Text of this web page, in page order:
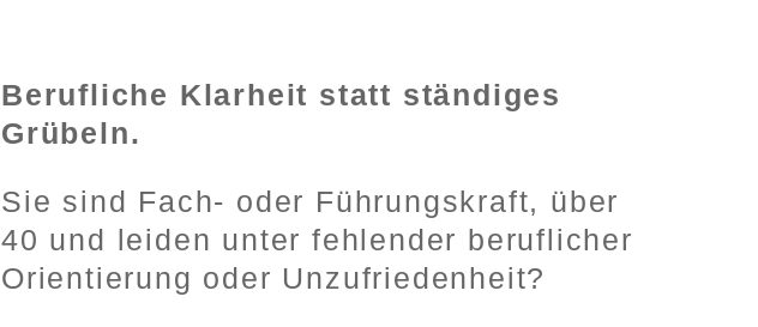
Berufliche Klarheit statt ständiges
Grübeln.
Sie sind Fach- oder Führungskraft, über
40 und leiden unter fehlender beruflicher
Orientierung oder Unzufriedenheit?